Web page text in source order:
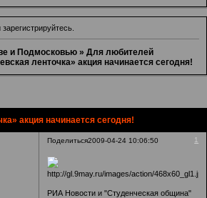
зарегистрируйтесь.
и Подмосковью »Для любителей
ленточка» акция начинается сегодня!
акция начинается сегодня!
Поделиться 1
2009-04-24 10:06:50
РИА Новости и "Студенческая община"